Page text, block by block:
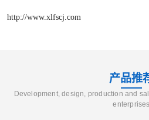
http://www.xlfscj.com
产品推
Development, design, production and
enterprises